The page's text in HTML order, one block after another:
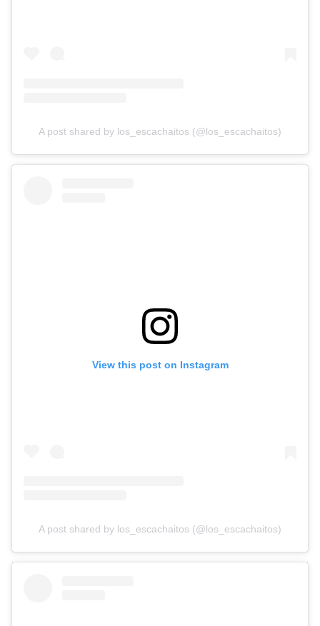
A post shared by los_escachaitos (@los_escachaitos)
View this post on Instagram
A post shared by los_escachaitos (@los_escachaitos)